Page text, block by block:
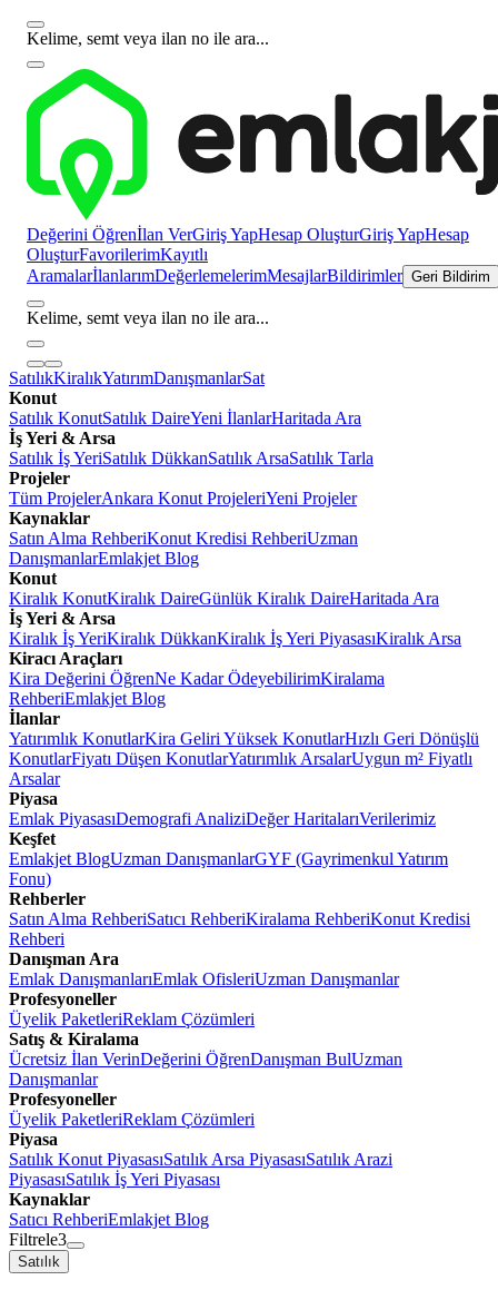
Kelime, semt veya ilan no ile ara...
Değerini Öğrenİlan VerGiriş YapHesap OluşturGiriş YapHesap
OluşturFavorilerimKayıtlı
AramalarİlanlarımDeğerlemelerimMesajlarBildirimler Geri Bildirim
Kelime, semt veya ilan no ile ara...
SatılıkKiralıkYatırımDanışmanlarSat
Konut
Satılık KonutSatılık DaireYeni İlanlarHaritada Ara
İş Yeri & Arsa
Satılık İş YeriSatılık DükkanSatılık ArsaSatılık Tarla
Projeler
Tüm ProjelerAnkara Konut ProjeleriYeni Projeler
Kaynaklar
Satın Alma RehberiKonut Kredisi RehberiUzman
DanışmanlarEmlakjet Blog
Konut
Kiralık KonutKiralık DaireGünlük Kiralık DaireHaritada Ara
İş Yeri & Arsa
Kiralık İş YeriKiralık DükkanKiralık İş Yeri PiyasasıKiralık Arsa
Kiracı Araçları
Kira Değerini ÖğrenNe Kadar ÖdeyebilirimKiralama
RehberiEmlakjet Blog
İlanlar
Yatırımlık KonutlarKira Geliri Yüksek KonutlarHızlı Geri Dönüşlü
KonutlarFiyatı Düşen KonutlarYatırımlık ArsalarUygun m² Fiyatlı
Arsalar
Piyasa
Emlak PiyasasıDemografi AnaliziDeğer HaritalarıVerilerimiz
Keşfet
Emlakjet BlogUzman DanışmanlarGYF (Gayrimenkul Yatırım
Fonu)
Rehberler
Satın Alma RehberiSatıcı RehberiKiralama RehberiKonut Kredisi
Rehberi
Danışman Ara
Emlak DanışmanlarıEmlak OfisleriUzman Danışmanlar
Profesyoneller
Üyelik PaketleriReklam Çözümleri
Satış & Kiralama
Ücretsiz İlan VerinDeğerini ÖğrenDanışman BulUzman
Danışmanlar
Profesyoneller
Üyelik PaketleriReklam Çözümleri
Piyasa
Satılık Konut PiyasasıSatılık Arsa PiyasasıSatılık Arazi
PiyasasıSatılık İş Yeri Piyasası
Kaynaklar
Satıcı RehberiEmlakjet Blog
Filtrele3
Satılık